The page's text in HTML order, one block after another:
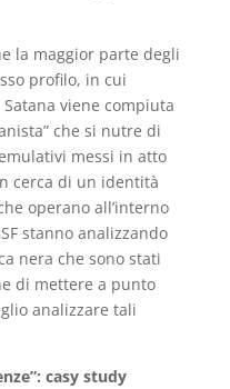
la maggior parte degli
profilo, in cui
viene compiuta
che si nutre di
messi in atto
cerca di un identità
operano all’interno
stanno analizzando
nera che sono stati
di mettere a punto
analizzare tali
casy study